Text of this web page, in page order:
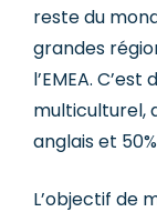
reste du
grandes
l’EMEA.
multiculturel,
anglais et
L’objectif de